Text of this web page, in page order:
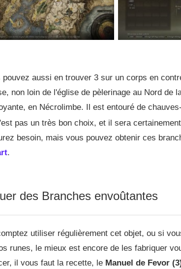
pouvez aussi en trouver 3 sur un corps en
non loin de l'église de pèlerinage au Nord de
en Nécrolimbe. Il est entouré de
pas un très bon choix, et il sera
besoin, mais vous pouvez obtenir ces
.
des Branches envoûtantes
utiliser régulièrement cet objet, ou si
runes, le mieux est encore de les fabriquer
il vous faut la recette, le Manuel de Fevor